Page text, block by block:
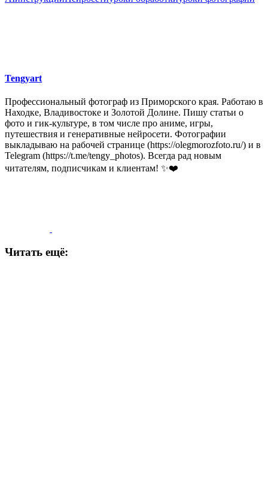
Tengyart
Профессиональный фотограф из Приморского края. Работаю в
Находке, Владивостоке и Золотой Долине. Пишу статьи о
фото и гик-культуре, в том числе про аниме, игры,
путешествия и генеративные нейросети. Фотографии
выкладываю на рабочей странице (https://olegmorozfoto.ru/) и в
Telegram (https://t.me/tengy_photos). Всегда рад новым
читателям, подписчикам и клиентам! ✨❤️
Читать ещё: